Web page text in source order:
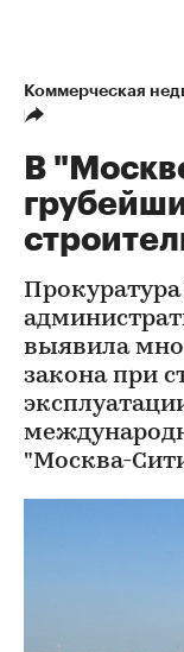
Коммерческая
В
выявила
закона при
"Москва-